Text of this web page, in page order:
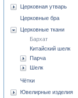
Церковная утварь
Церковные бра
Церковные ткани
Бархат
Китайский шелк
Парча
Шелк
Чётки
Ювелирные изделия